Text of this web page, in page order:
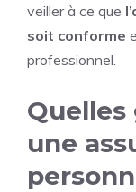
veiller à ce que
soit conforme
professionnel.
une